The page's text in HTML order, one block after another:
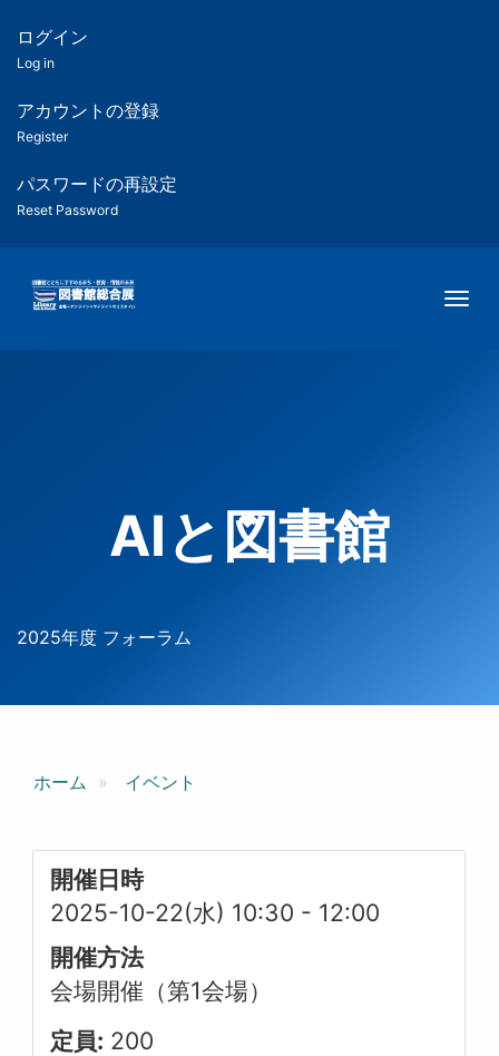
ツ
匿
名
ユ
ー
ー
用
メ
ログイン
Log in
アカウントの登録
Register
パスワードの再設定
Reset Password
AIと図書館
2025年度 フォーラム
ホーム イベント
開催日時
2025-10-22(水) 10:30 - 12:00
開催方法
会場開催（第1会場）
定員: 200